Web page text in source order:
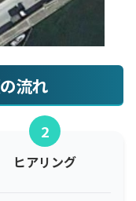
流れ
2
ヒアリング